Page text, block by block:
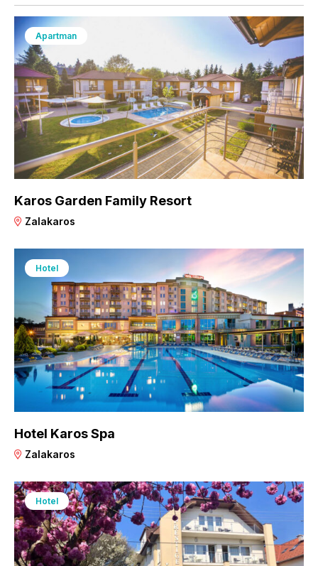
Apartman
Karos Garden Family Resort
Zalakaros
Hotel
Hotel Karos Spa
Zalakaros
Hotel